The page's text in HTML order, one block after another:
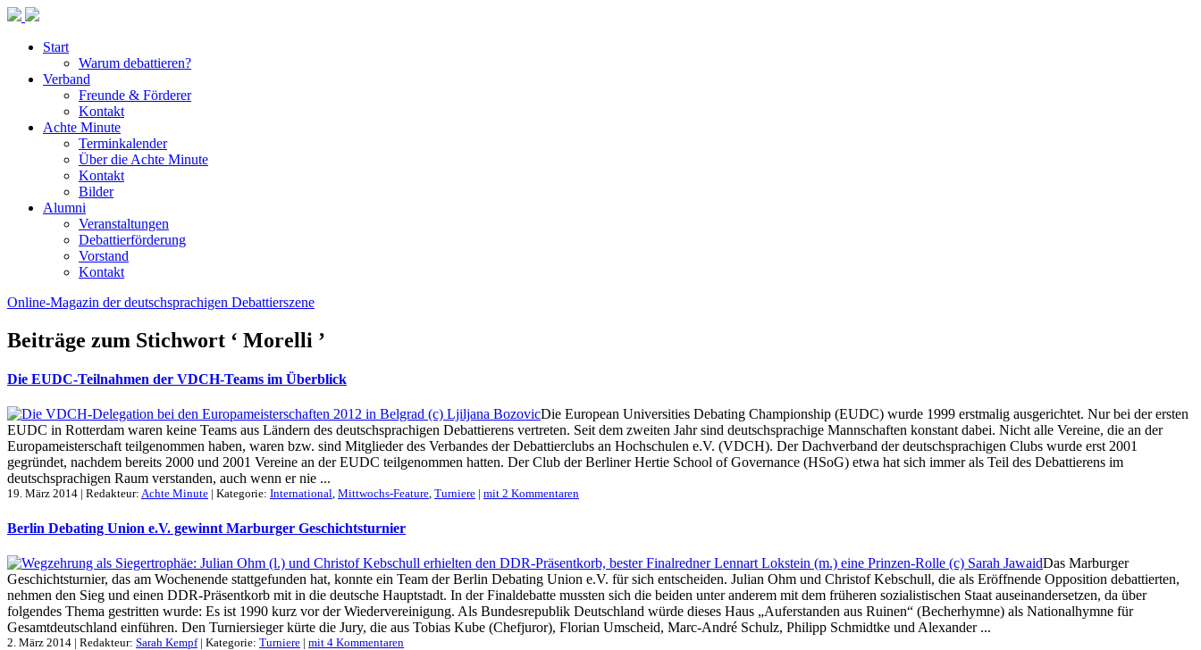
Start
Warum debattieren?
Verband
Freunde & Förderer
Kontakt
Achte Minute
Terminkalender
Über die Achte Minute
Kontakt
Bilder
Alumni
Veranstaltungen
Debattierförderung
Vorstand
Kontakt
Online-Magazin der deutschsprachigen Debattierszene
Beiträge zum Stichwort ‘ Morelli ’
Die EUDC-Teilnahmen der VDCH-Teams im Überblick
Die European Universities Debating Championship (EUDC) wurde 1999 erstmalig ausgerichtet. Nur bei der ersten
EUDC in Rotterdam waren keine Teams aus Ländern des deutschsprachigen Debattierens vertreten. Seit dem zweiten Jahr sind deutschsprachige Mannschaften konstant dabei. Nicht alle Vereine, die an der
Europameisterschaft teilgenommen haben, waren bzw. sind Mitglieder des Verbandes der Debattierclubs an Hochschulen e.V. (VDCH). Der Dachverband der deutschsprachigen Clubs wurde erst 2001
gegründet, nachdem bereits 2000 und 2001 Vereine an der EUDC teilgenommen hatten. Der Club der Berliner Hertie School of Governance (HSoG) etwa hat sich immer als Teil des Debattierens im
deutschsprachigen Raum verstanden, auch wenn er nie ...
19. März 2014 | Redakteur: Achte Minute | Kategorie: International, Mittwochs-Feature, Turniere | mit 2 Kommentaren
Berlin Debating Union e.V. gewinnt Marburger Geschichtsturnier
Das Marburger
Geschichtsturnier, das am Wochenende stattgefunden hat, konnte ein Team der Berlin Debating Union e.V. für sich entscheiden. Julian Ohm und Christof Kebschull, die als Eröffnende Opposition debattierten,
nehmen den Sieg und einen DDR-Präsentkorb mit in die deutsche Hauptstadt. In der Finaldebatte mussten sich die beiden unter anderem mit dem früheren sozialistischen Staat auseinandersetzen, da über
folgendes Thema gestritten wurde: Es ist 1990 kurz vor der Wiedervereinigung. Als Bundesrepublik Deutschland würde dieses Haus „Auferstanden aus Ruinen“ (Becherhymne) als Nationalhymne für
Gesamtdeutschland einführen. Den Turniersieger kürte die Jury, die aus Tobias Kube (Chefjuror), Florian Umscheid, Marc-André Schulz, Philipp Schmidtke und Alexander ...
2. März 2014 | Redakteur: Sarah Kempf| Kategorie: Turniere | mit 4 Kommentaren